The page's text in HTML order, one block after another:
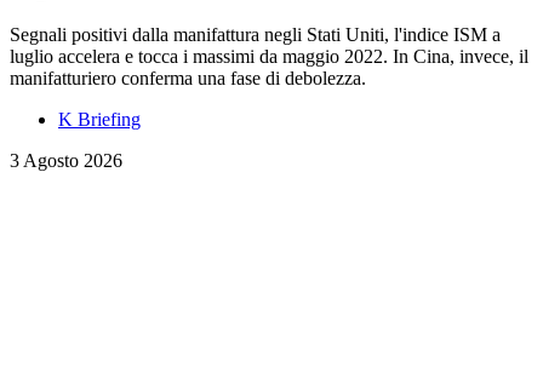
Segnali positivi dalla manifattura negli Stati Uniti, l'indice ISM a
luglio accelera e tocca i massimi da maggio 2022. In Cina, invece, il
manifatturiero conferma una fase di debolezza.
K Briefing
3 Agosto 2026